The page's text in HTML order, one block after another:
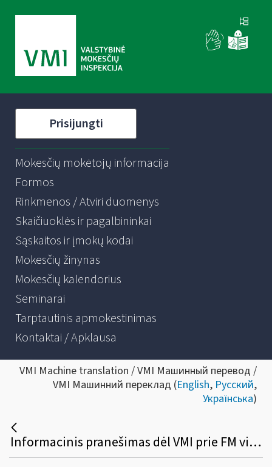
Prisijungti
Mokesčių mokėtojų informacija
Formos
Rinkmenos / Atviri duomenys
Skaičiuoklės ir pagalbininkai
Sąskaitos ir įmokų kodai
Mokesčių žinynas
Mokesčių kalendorius
Seminarai
Tarptautinis apmokestinimas
Kontaktai / Apklausa
VMI Machine translation / VMI Машинный перевод /
VMI Машинний переклад (English, Русский,
Українська)
Informacinis pranešimas dėl VMI prie FM viršininko 2004 m. liepos 29 d. įsakymo Nr. VA-147 pakeitimo